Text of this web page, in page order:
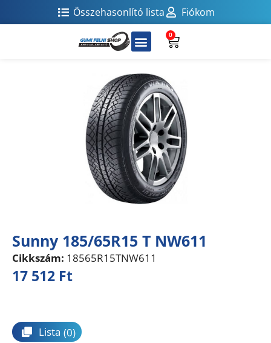
Összehasonlító lista Fiókom
0
Sunny 185/65R15 T NW611
Cikkszám: 18565R15TNW611
17 512 Ft
Lista (0)